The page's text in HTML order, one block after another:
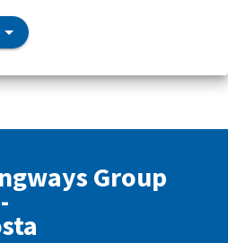
Group